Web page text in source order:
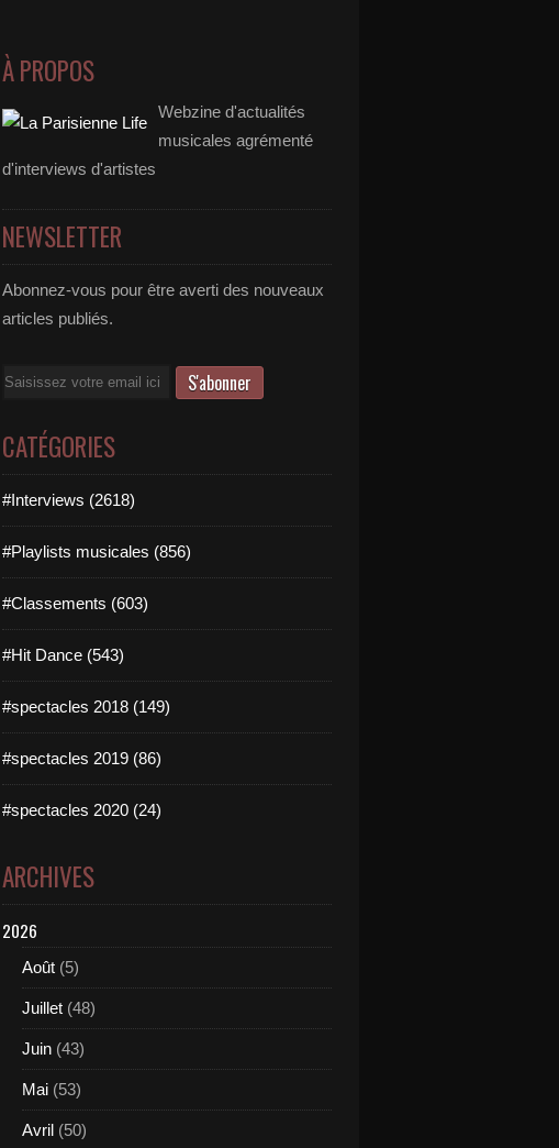
À PROPOS
Webzine d'actualités
musicales agrémenté
d'interviews d'artistes
NEWSLETTER
Abonnez-vous pour être averti des nouveaux
articles publiés.
Email
CATÉGORIES
#Interviews (2618)
#Playlists musicales (856)
#Classements (603)
#Hit Dance (543)
#spectacles 2018 (149)
#spectacles 2019 (86)
#spectacles 2020 (24)
ARCHIVES
2026
Août (5)
Juillet (48)
Juin (43)
Mai (53)
Avril (50)